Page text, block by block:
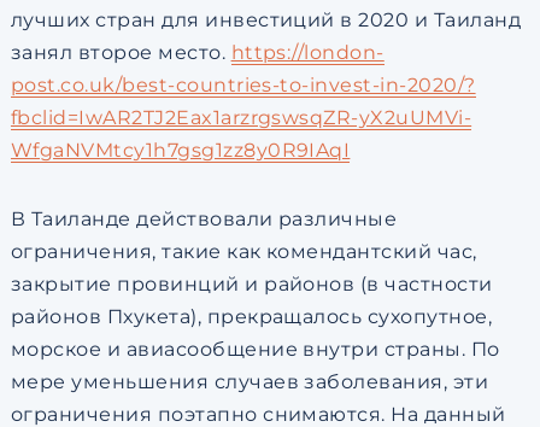
лучших стран для инвестиций в 2020 и Таиланд
занял второе место. https://london-
post.co.uk/best-countries-to-invest-in-2020/?
fbclid=IwAR2TJ2Eax1arzrgswsqZR-yX2uUMVi-
WfgaNVMtcy1h7gsg1zz8y0R9IAqI
В Таиланде действовали различные
ограничения, такие как комендантский час,
закрытие провинций и районов (в частности
районов Пхукета), прекращалось сухопутное,
морское и авиасообщение внутри страны. По
мере уменьшения случаев заболевания, эти
ограничения поэтапно снимаются. На данный